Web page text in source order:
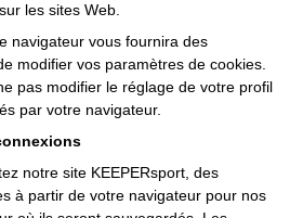
les sites Web.
navigateur vous fournira des
modifier vos paramètres de cookies.
pas modifier le réglage de votre profil
par votre navigateur.
notre site KEEPERsport, des
à partir de votre navigateur pour nos